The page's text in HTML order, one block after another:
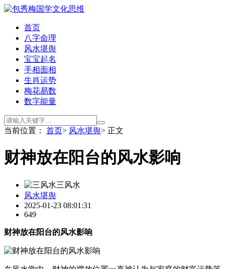
首页
八字命理
风水堪舆
宝宝起名
手相面相
生肖运势
梅花易数
数字能量
当前位置： 首页> 风水堪舆> 正文
财神放在阳台的风水影响
三风水
风水堪舆
2025-01-23 08:01:31
649
财神放在阳台的风水影响